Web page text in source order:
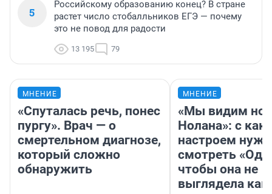
5
Российскому образованию конец? В стране
растет число стобалльников ЕГЭ — почему
это не повод для радости
13 195 79
МНЕНИЕ
«Спуталась речь, понес
пургу». Врач — о
смертельном диагнозе,
который сложно
обнаружить
МНЕНИЕ
«Мы видим
Нолана»: с
настроем
смотреть
чтобы она не
выглядела как